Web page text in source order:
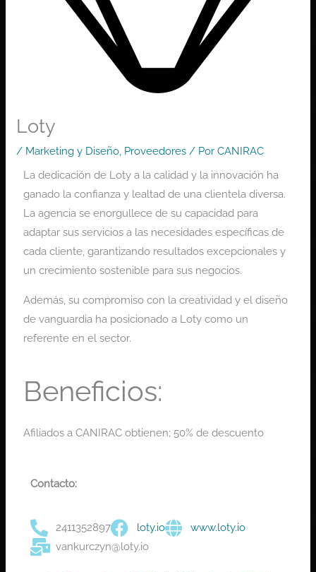
Loty
/ Marketing y Diseño, Proveedores / PorCANIRAC
La dedicación de Loty a la calidad y la innovación ha
ganado la confianza y lealtad de una clientela diversa.
La agencia se enorgullece de su capacidad para
adaptar sus servicios a las necesidades específicas de
cada cliente, garantizando resultados excepcionales y
un crecimiento sostenible para sus negocios.
Además, su compromiso con la creatividad y el diseño
de vanguardia ha posicionado a Loty como un
referente en el sector.
Beneficios:
Afiliados a CANIRAC obtienen; 50% de descuento
Contacto:
2411352897 loty.io
www.loty.io
vankurczyn@loty.io